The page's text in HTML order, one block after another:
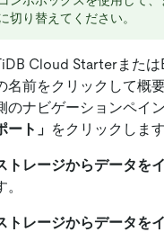
切り替えてください。
Cloud Starterまたは
名前をクリックして概
のナビゲーションペイ
ート」 をクリックします
トレージからデータを
トレージからデータを